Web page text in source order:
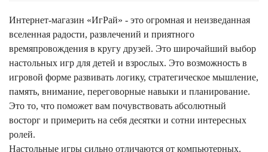
Интернет-магазин «ИгРай» - это огромная и неизведанная
вселенная радости, развлечений и приятного
времяпровождения в кругу друзей. Это широчайший выбор
настольных игр для детей и взрослых. Это возможность в
игровой форме развивать логику, стратегическое мышление,
память, внимание, переговорные навыки и планирование.
Это то, что поможет вам почувствовать абсолютный
восторг и примерить на себя десятки и сотни интересных
ролей.
Настольные игры сильно отличаются от компьютерных.